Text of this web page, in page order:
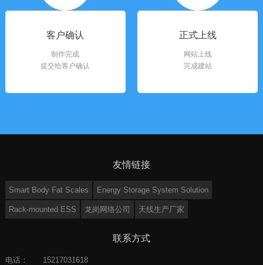
客户确认
制作完成
提交给客户确认
正式上线
网站上线
完成建站
友情链接
Smart Body Fat Scales Energy Storage System Solution
Rack-mounted ESS 龙岗网络公司 天线生产厂家
联系方式
电话：
15217031618